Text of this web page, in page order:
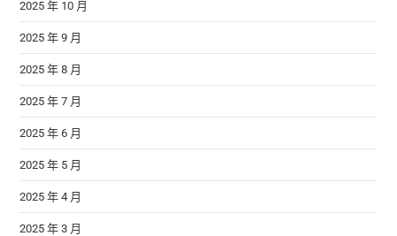
2025 年 10 月
2025 年 9 月
2025 年 8 月
2025 年 7 月
2025 年 6 月
2025 年 5 月
2025 年 4 月
2025 年 3 月